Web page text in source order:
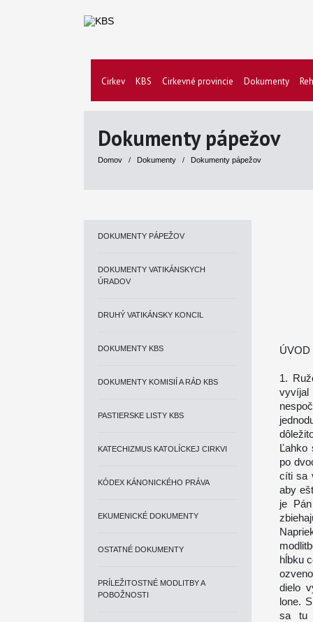
Cirkev KBS Cirkevné provincie Dokumenty
Dokumenty pápežov
Domov / Dokumenty / Dokumenty pápežov
DOKUMENTY PÁPEŽOV
DOKUMENTY VATIKÁNSKYCH
ÚRADOV
DRUHÝ VATIKÁNSKY KONCIL
DOKUMENTY KBS
DOKUMENTY KOMISIÍ A RÁD KBS
PASTIERSKE LISTY KBS
KATECHIZMUS KATOLÍCKEJ CIRKVI
KÓDEX KÁNONICKÉHO PRÁVA
EKUMENICKÉ DOKUMENTY
OSTATNÉ DOKUMENTY
PRÍLEŽITOSTNÉ MODLITBY A
POBOŽNOSTI
ÚVOD
1.
vyvíjal
Ľahko
po
cíti sa
aby
je
hĺbku
dielo
lone.
sa tu